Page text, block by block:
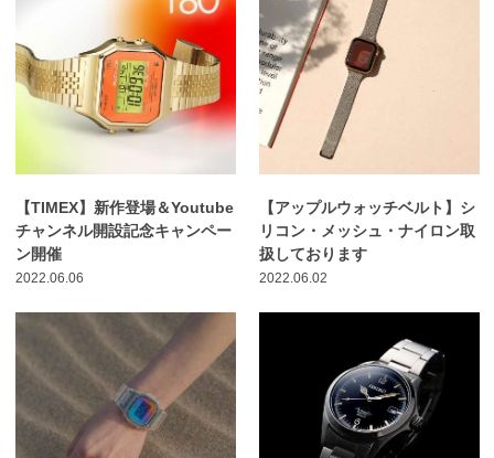
【TIMEX】新作登場＆Youtube
チャンネル開設記念キャンペー
ン開催
2022.06.06
【アップルウォッチベルト】シ
リコン・メッシュ・ナイロン取
扱しております
2022.06.02